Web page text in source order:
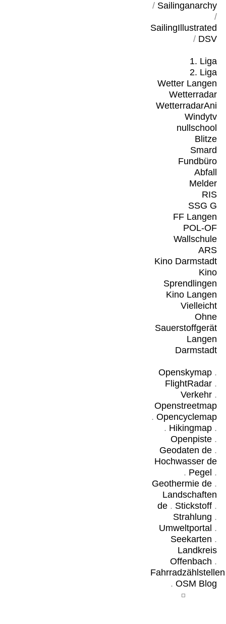
/ Sailinganarchy
/
SailingIllustrated
/ DSV
1. Liga
2. Liga
Wetter Langen
Wetterradar
WetterradarAni
Windytv
nullschool
Blitze
Smard
Fundbüro
Abfall
Melder
RIS
SSG G
FF Langen
POL-OF
Wallschule
ARS
Kino Darmstadt
Kino
Sprendlingen
Kino Langen
Vielleicht
Ohne
Sauerstoffgerät
Langen
Darmstadt
Openskymap.
FlightRadar.
Verkehr.
Openstreetmap
. Opencyclemap
. Hikingmap.
Openpiste.
Geodaten de.
Hochwasser de
. Pegel .
Geothermie de.
Landschaften
de. Stickstoff.
Strahlung .
Umweltportal .
Seekarten .
Landkreis
Offenbach .
Fahrradzählstellen
. OSM Blog